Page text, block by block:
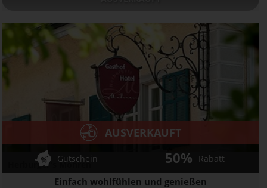
Herburger's Mohren
Einfach wohlfühlen und genießen
AUSVERKAUFT
Gutschein 50% Rabatt